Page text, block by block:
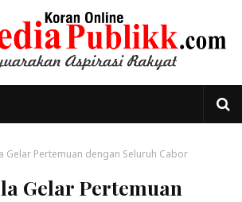
Gelar Pertemuan dengan Seluruh Cabor
Gelar Pertemuan